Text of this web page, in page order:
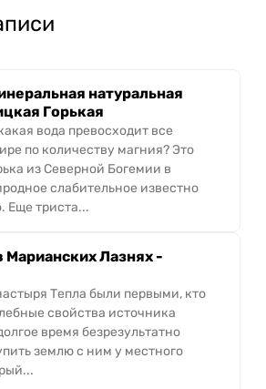
натуральная
Горькая
вода превосходит все
по количеству магния? Это
из Северной Богемии в
слабительное известно
Еще триста...
Марианских Лазнях -
Тепла были первыми, кто
свойства источника
время безрезультатно
землю с ним у местного